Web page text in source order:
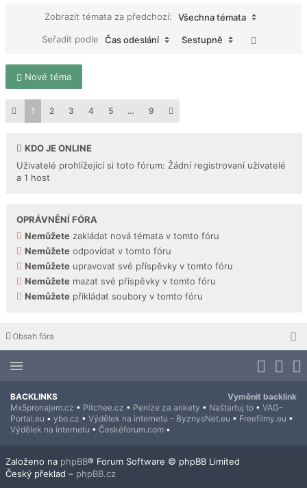
Zobrazit témata za předchozí:
Všechna témata
Seřadit podle
Čas odeslání Sestupně
Nové téma
1 2 3 4 5 … 9
KDO JE ONLINE
Uživatelé prohlížející si toto fórum: Žádní registrovaní uživatelé
a 1 host
OPRÁVNĚNÍ FÓRA
Nemůžete zakládat nová témata v tomto fóru
Nemůžete odpovídat v tomto fóru
Nemůžete upravovat své příspěvky v tomto fóru
Nemůžete mazat své příspěvky v tomto fóru
Nemůžete přikládat soubory v tomto fóru
Obsah fóra
BACKLINKS
Vyměnit backlink
Mx5pronajem.cz • Pitchee.cz • Peníze za ankety • Naštartuj to • VAG-
Portal.eu • ybo.cz • Výdělek na internetu - ByznysNet.eu • Freefilmy.eu •
Výdělek na internetu • Českéforum.com •
Založeno na phpBB® Forum Software © phpBB Limited
Český překlad – phpBB.cz